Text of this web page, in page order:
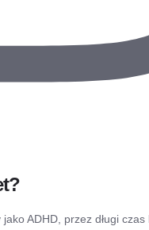
ADHD, przez długi czas